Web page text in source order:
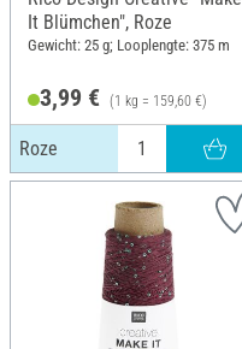
It Blümchen", Roze
Gewicht: 25 g; Looplengte: 375 m
3,99 € (1 kg = 159,60 €)
Roze